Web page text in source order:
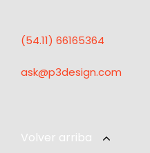
(54.11) 66165364
ask@p3design.com
Volver arriba